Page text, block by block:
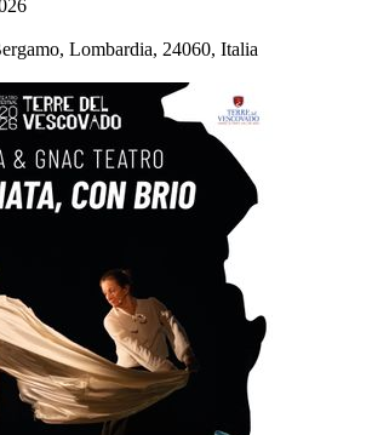
Lombardia, 24060, Italia